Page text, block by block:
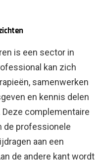
is een sector in
kan zich
samenwerken
en kennis delen
complementaire
de professionele
aan een
de andere kant wordt